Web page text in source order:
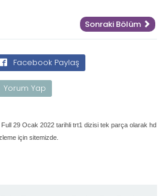
Sonraki Bölüm
Facebook Paylaş
Yorum Yap
Full 29 Ocak 2022 tarihli trt1 dizisi tek parça olarak hd
için sitemizde.